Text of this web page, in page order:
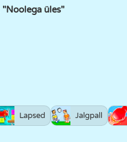
"Noolega üles"
Lapsed Jalgpall